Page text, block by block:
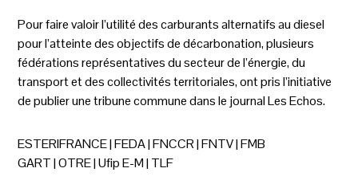
Pour faire valoir l’utilité des carburants alternatifs au diesel
pour l’atteinte des objectifs de décarbonation, plusieurs
fédérations représentatives du secteur de l’énergie, du
transport et des collectivités territoriales, ont pris l’initiative
de publier une tribune commune dans le journal Les Echos.
ESTERIFRANCE | FEDA | FNCCR | FNTV | FMB
GART | OTRE | Ufip E-M | TLF